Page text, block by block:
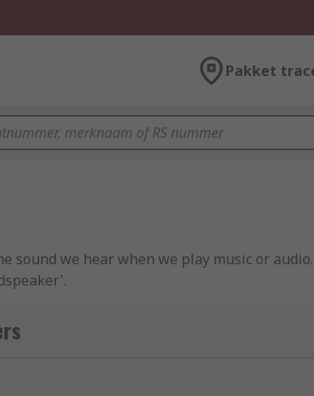
Pakket
we hear when we play music or
waves which is what we hear as the